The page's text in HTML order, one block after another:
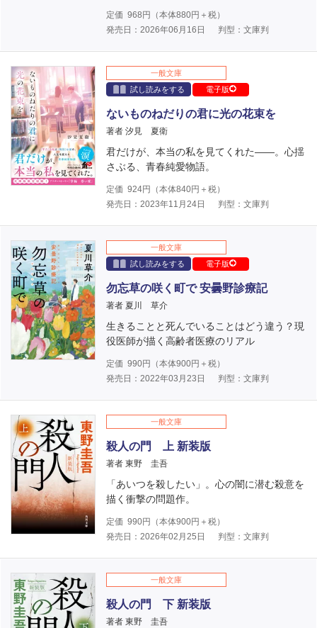
定価 968 円（本体880円＋税）
発売日：2026年06月16日
判型：文庫判
一般文庫
試し読みをする
電子版
ないものねだりの君に光の花束を
著者 汐見 夏衛
君だけが、本当の私を見てくれた――。心揺
さぶる、青春純愛物語。
定価 924円（本体840円＋税）
発売日：2023年11月24日
判型：文庫判
一般文庫
試し読みをする
電子版
勿忘草の咲く町で 安曇野診療記
著者 夏川 草介
生きることと死んでいることはどう違う？現
役医師が描く高齢者医療のリアル
定価 990円（本体900円＋税）
発売日：2022年03月23日
判型：文庫判
一般文庫
殺人の門 上 新装版
著者 東野 圭吾
「あいつを殺したい」。心の闇に潜む殺意を
描く衝撃の問題作。
定価 990円（本体900円＋税）
発売日：2026年02月25日
判型：文庫判
一般文庫
殺人の門 下 新装版
著者 東野 圭吾